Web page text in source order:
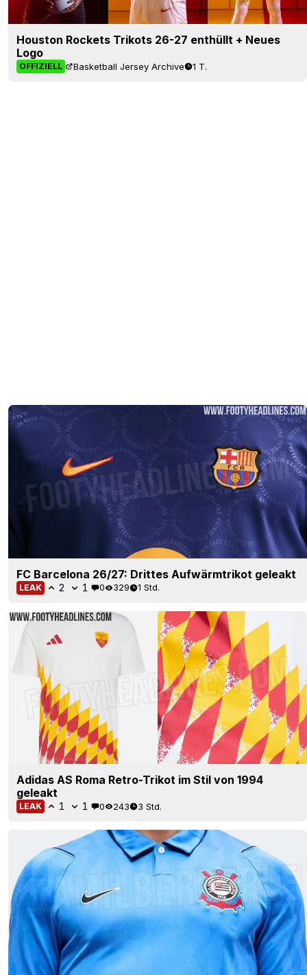
Houston Rockets Trikots 26-27 enthüllt + Neues
Logo
OFFIZIELL Basketball Jersey Archive 1 T.
FC Barcelona 26/27: Drittes Aufwärmtrikot geleakt
LEAK 2 1 0 329 1 Std.
Adidas AS Roma Retro-Trikot im Stil von 1994
geleakt
LEAK 1 1 0 243 3 Std.